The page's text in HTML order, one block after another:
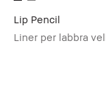
Lip Pencil
Liner per labbra